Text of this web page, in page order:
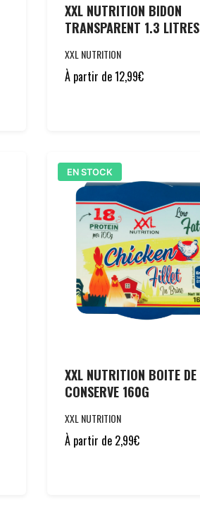
XXL NUTRITION BIDON
TRANSPARENT 1.3 LITRES
XXL NUTRITION
À partir de12,99€
EN STOCK
XXL NUTRITION BOITE DE
CONSERVE 160G
XXL NUTRITION
À partir de 2,99€